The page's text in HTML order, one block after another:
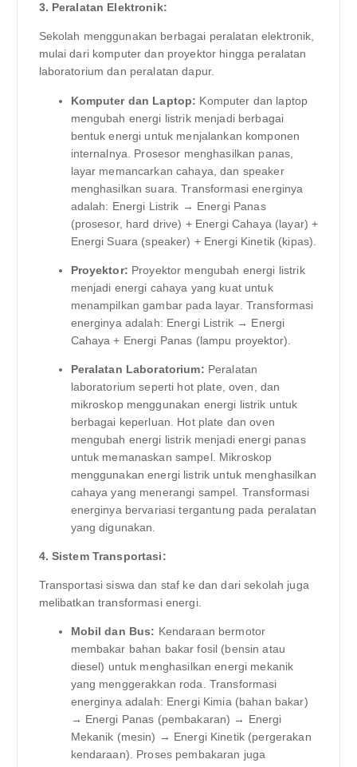
3. Peralatan Elektronik:
Sekolah menggunakan berbagai peralatan elektronik,
mulai dari komputer dan proyektor hingga peralatan
laboratorium dan peralatan dapur.
Komputer dan Laptop: Komputer dan laptop
mengubah energi listrik menjadi berbagai
bentuk energi untuk menjalankan komponen
internalnya. Prosesor menghasilkan panas,
layar memancarkan cahaya, dan speaker
menghasilkan suara. Transformasi energinya
adalah: Energi Listrik → Energi Panas
(prosesor, hard drive) + Energi Cahaya (layar) +
Energi Suara (speaker) + Energi Kinetik (kipas).
Proyektor: Proyektor mengubah energi listrik
menjadi energi cahaya yang kuat untuk
menampilkan gambar pada layar. Transformasi
energinya adalah: Energi Listrik → Energi
Cahaya + Energi Panas (lampu proyektor).
Peralatan Laboratorium: Peralatan
laboratorium seperti hot plate, oven, dan
mikroskop menggunakan energi listrik untuk
berbagai keperluan. Hot plate dan oven
mengubah energi listrik menjadi energi panas
untuk memanaskan sampel. Mikroskop
menggunakan energi listrik untuk menghasilkan
cahaya yang menerangi sampel. Transformasi
energinya bervariasi tergantung pada peralatan
yang digunakan.
4. Sistem Transportasi:
Transportasi siswa dan staf ke dan dari sekolah juga
melibatkan transformasi energi.
Mobil dan Bus: Kendaraan bermotor
membakar bahan bakar fosil (bensin atau
diesel) untuk menghasilkan energi mekanik
yang menggerakkan roda. Transformasi
energinya adalah: Energi Kimia (bahan bakar)
→ Energi Panas (pembakaran) → Energi
Mekanik (mesin) → Energi Kinetik (pergerakan
kendaraan). Proses pembakaran juga